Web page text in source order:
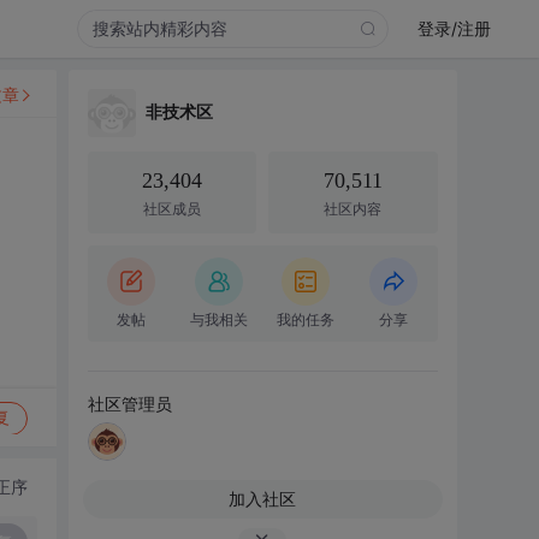
登录/注册
序
非技术区
23,404
社区成员
70,511
社区内容
发帖 与我相关 我的任务 分享
社区管理员
加入社区